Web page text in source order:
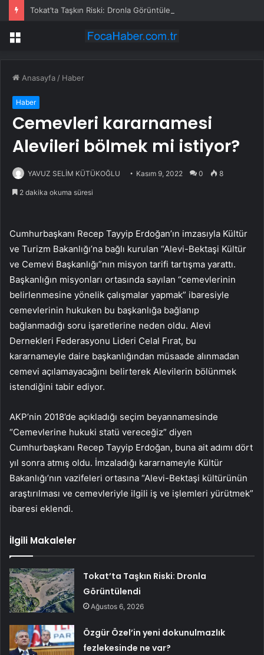
Tokat’ta Taşkın Riski: Dronla Görüntülendi
Menü
Anasayfa / Haber
Haber
Cemevleri kararnamesi
Alevileri bölmek mi istiyor?
YAVUZ SELİM KÜTÜKOĞLU Kasım 9, 2022 0 8
2 dakika okuma süresi
Cumhurbaşkanı Recep Tayyip Erdoğan’ın imzasıyla Kültür
ve Turizm Bakanlığı’na bağlı kurulan “Alevi-Bektaşi Kültür
ve Cemevi Başkanlığı”nın misyon tarifi tartışma yarattı.
Başkanlığın misyonları ortasında sayılan “cemevlerinin
belirlenmesine yönelik çalışmalar yapmak” ibaresiyle
cemevlerinin hukuken bu başkanlığa bağlanıp
bağlanmadığı soru işaretlerine neden oldu. Alevi
Dernekleri Federasyonu Lideri Celal Fırat, bu
kararnameyle daire başkanlığından müsaade alınmadan
cemevi açılamayacağını belirterek Alevilerin bölünmek
istendiğini tabir ediyor.
AKP’nin 2018’de açıkladığı seçim beyannamesinde
“Cemevlerine hukuki statü vereceğiz” diyen
Cumhurbaşkanı Recep Tayyip Erdoğan, buna ait adımı dört
yıl sonra atmış oldu. İmzaladığı kararnameyle Kültür
Bakanlığı’nın vazifeleri ortasına “Alevi-Bektaşi kültürünün
araştırılması ve cemevleriyle ilgili iş ve işlemleri yürütmek”
ibaresi eklendi.
İlgili Makaleler
Tokat’ta Taşkın Riski: Dronla
Görüntülendi
Ağustos 6, 2026
Özgür Özel’in yeni dokunulmazlık
fezlekesinde ne var?